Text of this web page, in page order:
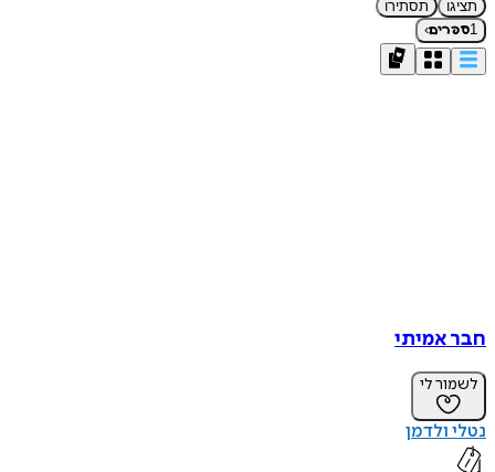
תציגו
תסתירו
1ספרים›
חבר אמיתי
לשמור לי
נטלי ולדמן